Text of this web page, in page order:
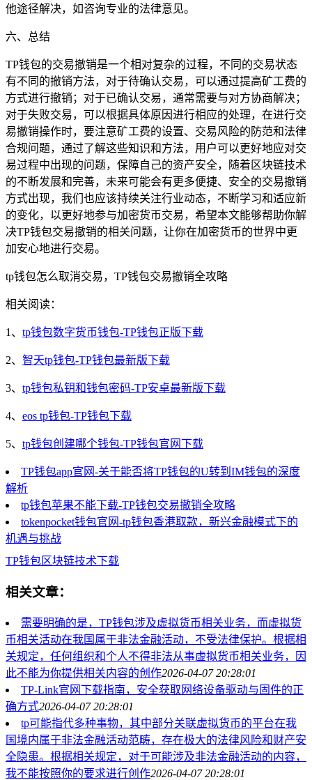
他途径解决，如咨询专业的法律意见。
六、总结
TP钱包的交易撤销是一个相对复杂的过程，不同的交易状态
有不同的撤销方法，对于待确认交易，可以通过提高矿工费的
方式进行撤销；对于已确认交易，通常需要与对方协商解决；
对于失败交易，可以根据具体原因进行相应的处理，在进行交
易撤销操作时，要注意矿工费的设置、交易风险的防范和法律
合规问题，通过了解这些知识和方法，用户可以更好地应对交
易过程中出现的问题，保障自己的资产安全，随着区块链技术
的不断发展和完善，未来可能会有更多便捷、安全的交易撤销
方式出现，我们也应该持续关注行业动态，不断学习和适应新
的变化，以更好地参与加密货币交易，希望本文能够帮助你解
决TP钱包交易撤销的相关问题，让你在加密货币的世界中更
加安心地进行交易。
tp钱包怎么取消交易，TP钱包交易撤销全攻略
相关阅读：
1、 tp钱包数字货币钱包-TP钱包正版下载
2、 智天tp钱包-TP钱包最新版下载
3、 tp钱包私钥和钱包密码-TP安卓最新版下载
4、 eos tp钱包-TP钱包下载
5、 tp钱包创建哪个钱包-TP钱包官网下载
TP钱包app官网-关于能否将TP钱包的U转到IM钱包的深度
解析
tp钱包苹果不能下载-TP钱包交易撤销全攻略
tokenpocket钱包官网-tp钱包香港取款，新兴金融模式下的
机遇与挑战
TP钱包区块链技术下载
相关文章：
需要明确的是，TP钱包涉及虚拟货币相关业务，而虚拟货
币相关活动在我国属于非法金融活动，不受法律保护。根据相
关规定，任何组织和个人不得非法从事虚拟货币相关业务，因
此不能为你提供相关内容的创作2026-04-07 20:28:01
TP-Link官网下载指南，安全获取网络设备驱动与固件的正
确方式2026-04-07 20:28:01
tp可能指代多种事物，其中部分关联虚拟货币的平台在我
国境内属于非法金融活动范畴，存在极大的法律风险和财产安
全隐患。根据相关规定，对于可能涉及非法金融活动的内容，
我不能按照你的要求进行创作2026-04-07 20:28:01